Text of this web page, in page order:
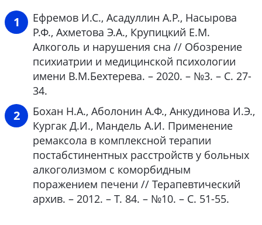
Ефремов И.С., Асадуллин А.Р., Насырова
Р.Ф., Ахметова Э.А., Крупицкий Е.М.
Алкоголь и нарушения сна // Обозрение
психиатрии и медицинской психологии
имени В.М.Бехтерева. – 2020. – №3. – С. 27-
34.
Бохан Н.А., Аболонин А.Ф., Анкудинова И.Э.,
Кургак Д.И., Мандель А.И. Применение
ремаксола в комплексной терапии
постабстинентных расстройств у больных
алкоголизмом с коморбидным
поражением печени // Терапевтический
архив. – 2012. – Т. 84. – №10. – С. 51-55.